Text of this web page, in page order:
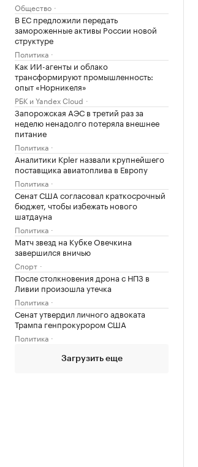
Общество
В ЕС предложили передать
замороженные активы России новой
структуре
Политика
Как ИИ-агенты и облако
трансформируют промышленность:
опыт «Норникеля»
РБК и Yandex Cloud
Запорожская АЭС в третий раз за
неделю ненадолго потеряла внешнее
питание
Политика
Аналитики Kpler назвали крупнейшего
поставщика авиатоплива в Европу
Политика
Сенат США согласовал краткосрочный
бюджет, чтобы избежать нового
шатдауна
Политика
Матч звезд на Кубке Овечкина
завершился вничью
Спорт
После столкновения дрона с НПЗ в
Ливии произошла утечка
Политика
Сенат утвердил личного адвоката
Трампа генпрокурором США
Политика
Загрузить еще